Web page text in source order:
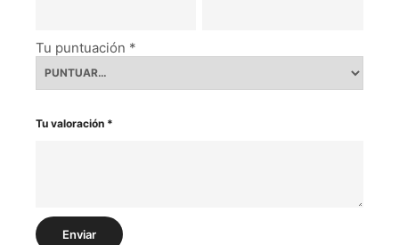
Tu puntuación *
Tu valoración *